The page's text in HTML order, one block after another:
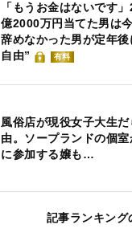
「もうお金はないです
億2000万円当てた男は
辞めなかった男が定年
自由”
有料
風俗店が現役女子大生
由。ソープランドの個
に参加する嬢も…
記事ランキング